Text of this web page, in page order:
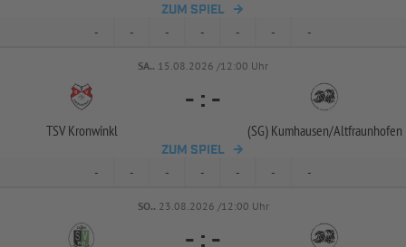
ZUM SPIEL
- - - - - - -
SA.. 15.08.2026 /12:00 Uhr
TSV Kronwinkl
- : -
(SG) Kumhausen/Altfraunhofen
ZUM SPIEL
- - - - - - -
SO.. 23.08.2026 /12:00 Uhr
- : -